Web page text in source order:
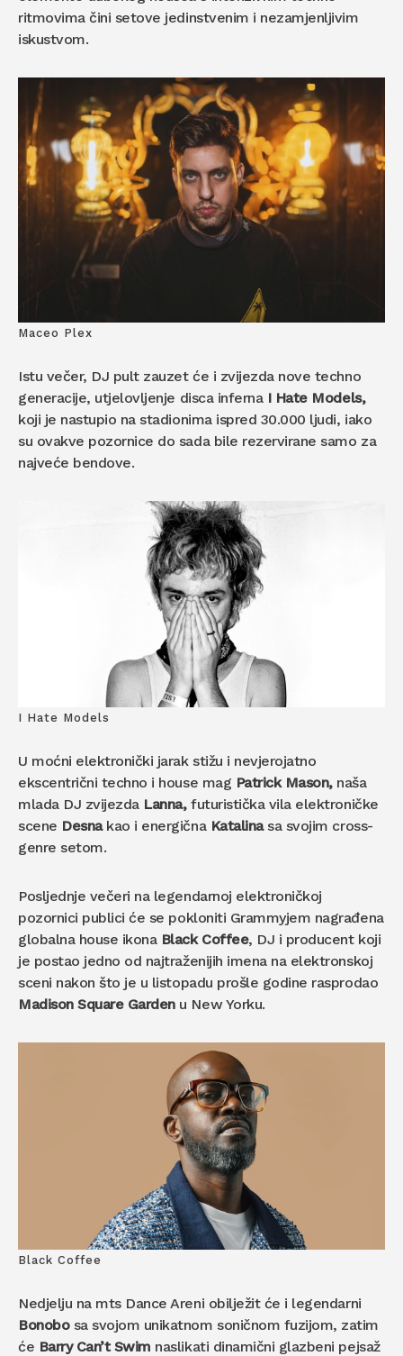
ritmovima čini setove jedinstvenim i nezamjenljivim
iskustvom.
Maceo Plex
Istu večer, DJ pult zauzet će i zvijezda nove techno
generacije, utjelovljenje disca inferna I Hate Models,
koji je nastupio na stadionima ispred 30.000 ljudi, iako
su ovakve pozornice do sada bile rezervirane samo za
najveće bendove.
I Hate Models
U moćni elektronički jarak stižu i nevjerojatno
ekscentrični techno i house mag Patrick Mason, naša
mlada DJ zvijezda Lanna,futuristička vila elektroničke
scene Desna kao i energična Katalinasa svojim cross-
genre setom.
Posljednje večeri na legendarnoj elektroničkoj
pozornici publici će se pokloniti Grammyjem nagrađena
globalna house ikona Black Coffee, DJ i producent koji
je postao jedno od najtraženijih imena na elektronskoj
sceni nakon što je u listopadu prošle godine rasprodao
Madison Square Gardenu New Yorku.
Black Coffee
Nedjelju na mts Dance Areni obilježit će i legendarni
Bonobosa svojom unikatnom soničnom fuzijom, zatim
će Barry Can’t Swim naslikati dinamični glazbeni pejsaž